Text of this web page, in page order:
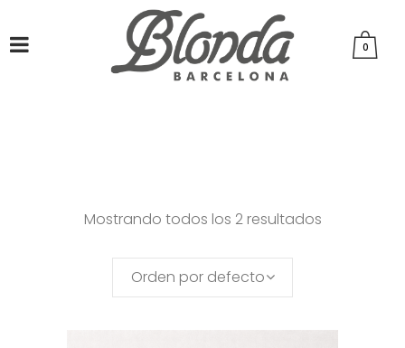
0
Mostrando todos los 2 resultados
Orden por defecto